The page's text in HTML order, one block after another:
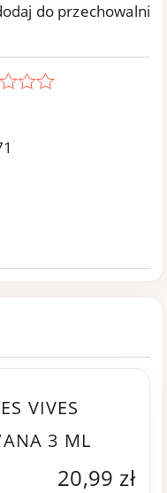
do przechowalni
VIVES
3 ML
20,99 zł